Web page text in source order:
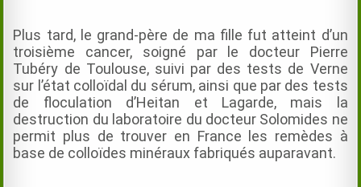
Plus tard, le grand-père de ma fille fut atteint d’un
troisième cancer, soigné par le docteur Pierre
Tubéry de Toulouse, suivi par des tests de Verne
sur l’état colloïdal du sérum, ainsi que par des tests
de floculation d’Heitan et Lagarde, mais la
destruction du laboratoire du docteur Solomides ne
permit plus de trouver en France les remèdes à
base de colloïdes minéraux fabriqués auparavant.